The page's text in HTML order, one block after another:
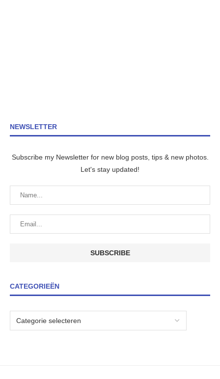
NEWSLETTER
Subscribe my Newsletter for new blog posts, tips & new photos.
Let's stay updated!
CATEGORIEËN